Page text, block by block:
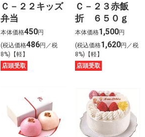
Ｃ－２２キッズ
弁当
本体価格450円
(税込価格486円／税
8%)【軽】
店頭受取
Ｃ－２３赤飯
折 ６５０ｇ
本体価格1,500円
(税込価格1,620円／税
8%)【軽】
店頭受取